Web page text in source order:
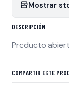
Mostrar
DESCRIPCIÓN
Producto
COMPARTIR ESTE